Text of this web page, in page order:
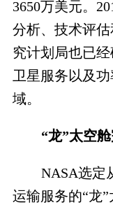
3650万美元。
分析、技术评
究计划局也已
卫星服务以及
域。
“龙”太空
NASA选定
运输服务的“龙